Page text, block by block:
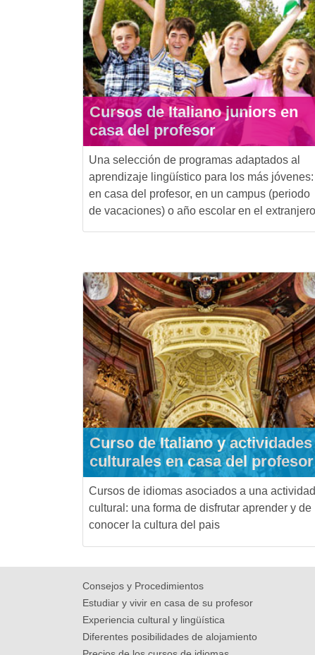
Cursos de Italiano juniors en
casa del profesor
Una selección de programas adaptados al
aprendizaje lingüístico para los más jóvenes:
en casa del profesor, en un campus (periodo
de vacaciones) o año escolar en el
Curso de Italiano y actividades
culturales en casa del profesor
Cursos de idiomas asociados a una actividad
cultural: una forma de disfrutar aprender y de
conocer la cultura del pais
Consejos y Procedimientos
Estudiar y vivir en casa de su profesor
Experiencia cultural y lingüística
Diferentes posibilidades de alojamiento